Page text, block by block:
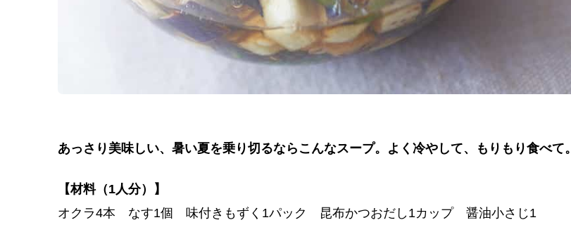
あっさり美味しい、暑い夏を乗り切るならこんなスープ。よく冷やして、もりもり食べて。
【材料（1人分）】
オクラ4本 なす1個 味付きもずく1パック 昆布かつおだし1カップ 醤油小さじ1